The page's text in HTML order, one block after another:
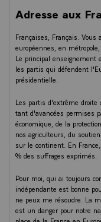
Adresse aux
Françaises, Français.
européennes, en
Le principal
les partis qui défendent
présidentielle.
Les partis d'extrême droite
tant d'avancées permises
économique, de la
nos agriculteurs, du
sur le continent. En
% des suffrages exprimés.
Pour moi, qui ai toujours
indépendante est bonne
ne peux me résoudre. La
est un danger pour notre